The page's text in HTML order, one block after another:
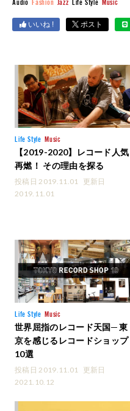
いいね ! ポスト
Life Style Music
【2019-2020】レコード人気
再燃！ その理由を探る
投稿日 2019.11.01 更新日
2019.11.01
Life Style Music
世界屈指のレコード天国─ 東
京を感じるレコードショップ
10選
投稿日 2019.11.01 更新日
2021.10.12